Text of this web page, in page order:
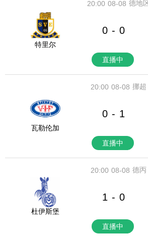
08-08
20:00 德地
特里尔
0 - 0
直播中
08-08
20:00 挪超
瓦勒伦加
0 - 1
直播中
08-08
20:00 德丙
杜伊斯堡
1 - 0
直播中